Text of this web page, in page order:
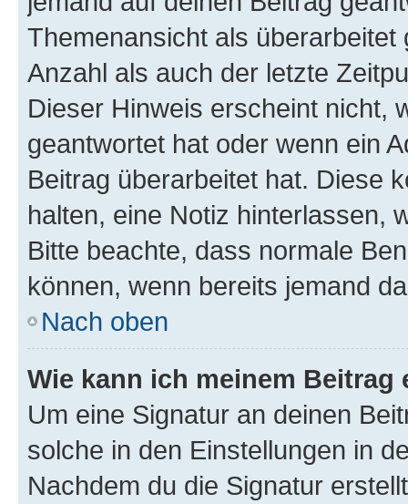
Themenansicht als
Anzahl als auch der letzte
Dieser Hinweis erscheint nicht,
geantwortet hat oder wenn ein
Beitrag überarbeitet hat. Diese
halten, eine Notiz hinterlassen,
Bitte beachte, dass normale
können, wenn bereits jemand
Nach oben
Wie kann ich meinem
Um eine Signatur an deinen
solche in den Einstellungen in
Nachdem du die Signatur